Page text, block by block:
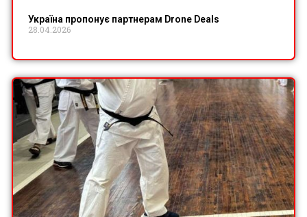
Україна пропонує партнерам Drone Deals
28.04.2026